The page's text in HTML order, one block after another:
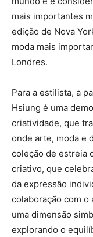
mais importantes
edição de Nova
moda mais
Londres.
Para a estilista, a
Hsiung é uma
criatividade, que
onde arte, moda e
coleção de estreia
criativo, que
da expressão
colaboração com
uma dimensão
explorando o